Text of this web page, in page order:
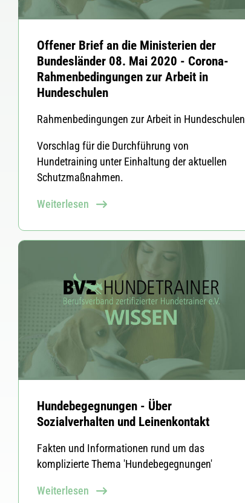
Offener Brief an die Ministerien der
Bundesländer 08. Mai 2020 - Corona-
Rahmenbedingungen zur Arbeit in
Hundeschulen
Rahmenbedingungen zur Arbeit in Hundeschulen
Vorschlag für die Durchführung von
Hundetraining unter Einhaltung der aktuellen
Schutzmaßnahmen.
Weiterlesen
Hundebegegnungen - Über
Sozialverhalten und Leinenkontakt
Fakten und Informationen rund um das
komplizierte Thema 'Hundebegegnungen'
Weiterlesen